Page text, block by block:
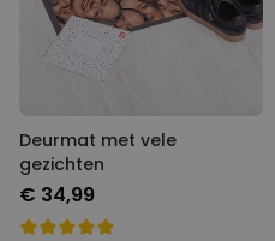
Deurmat met vele
gezichten
€ 34,99